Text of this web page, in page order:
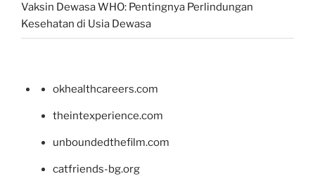
Vaksin Dewasa WHO: Pentingnya Perlindungan
Kesehatan di Usia Dewasa
okhealthcareers.com
theintexperience.com
unboundedthefilm.com
catfriends-bg.org